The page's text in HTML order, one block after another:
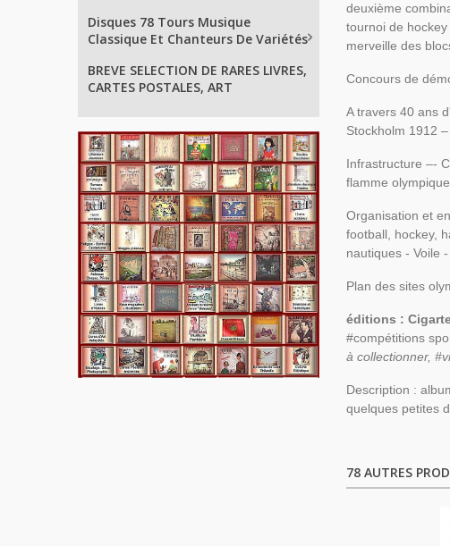
Disques 78 Tours Musique
Classique Et Chanteurs De Variétés
BREVE SELECTION DE RARES LIVRES,
CARTES POSTALES, ART
deuxième
tournoi de
merveille des
Concours de
A travers 40 ans
Stockholm 1912
Infrastructure –-
flamme
Organisation et
football, hockey,
nautiques - Voile
Plan des sites
éditions :
#compétitions
à collectionner,
Description :
quelques petites
78 AUTRES